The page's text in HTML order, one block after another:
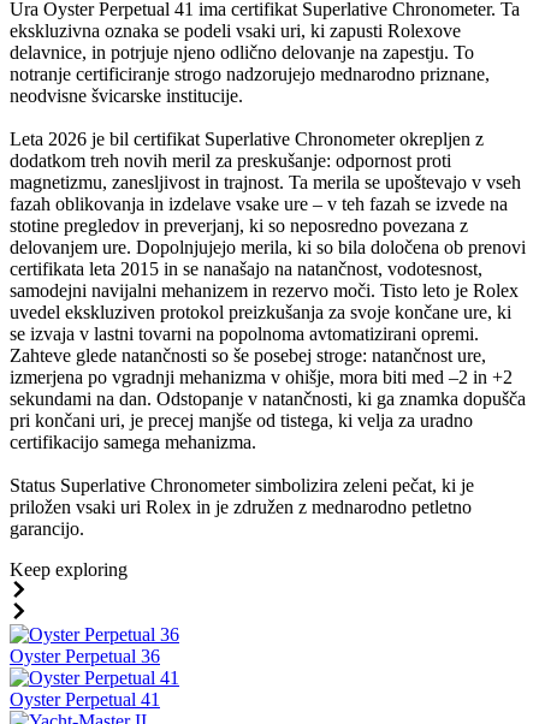
Ura Oyster Perpetual 41 ima certifikat Superlative Chronometer. Ta
ekskluzivna oznaka se podeli vsaki uri, ki zapusti Rolexove
delavnice, in potrjuje njeno odlično delovanje na zapestju. To
notranje certificiranje strogo nadzorujejo mednarodno priznane,
neodvisne švicarske institucije.
Leta 2026 je bil certifikat Superlative Chronometer okrepljen z
dodatkom treh novih meril za preskušanje: odpornost proti
magnetizmu, zanesljivost in trajnost. Ta merila se upoštevajo v vseh
fazah oblikovanja in izdelave vsake ure – v teh fazah se izvede na
stotine pregledov in preverjanj, ki so neposredno povezana z
delovanjem ure. Dopolnjujejo merila, ki so bila določena ob prenovi
certifikata leta 2015 in se nanašajo na natančnost, vodotesnost,
samodejni navijalni mehanizem in rezervo moči. Tisto leto je Rolex
uvedel ekskluziven protokol preizkušanja za svoje končane ure, ki
se izvaja v lastni tovarni na popolnoma avtomatizirani opremi.
Zahteve glede natančnosti so še posebej stroge: natančnost ure,
izmerjena po vgradnji mehanizma v ohišje, mora biti med –2 in +2
sekundami na dan. Odstopanje v natančnosti, ki ga znamka dopušča
pri končani uri, je precej manjše od tistega, ki velja za uradno
certifikacijo samega mehanizma.
Status Superlative Chronometer simbolizira zeleni pečat, ki je
priložen vsaki uri Rolex in je združen z mednarodno petletno
garancijo.
Keep exploring
Oyster Perpetual 36
Oyster Perpetual 41